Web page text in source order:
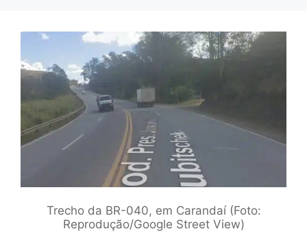
Trecho da BR-040, em Carandaí (Foto:
Reprodução/Google Street View)